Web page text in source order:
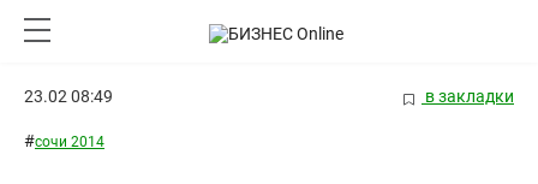
23.02 08:49 в закладки
#сочи 2014